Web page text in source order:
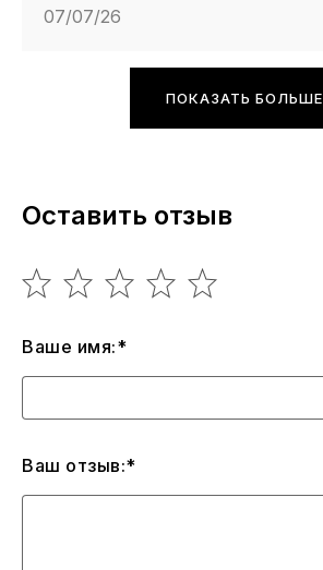
07/07/26
ПОКАЗАТЬ БОЛЬШЕ
Оставить отзыв
Ваше имя:*
Ваш отзыв:*